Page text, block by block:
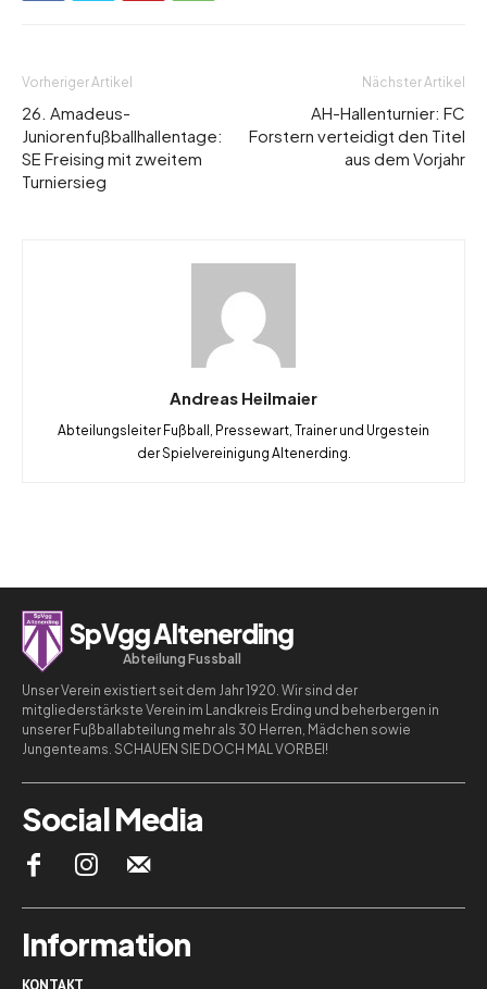
Vorheriger Artikel
26. Amadeus-
Juniorenfußballhallentage:
SE Freising mit zweitem
Turniersieg
Nächster Artikel
AH-Hallenturnier: FC
Forstern verteidigt den Titel
aus dem Vorjahr
Andreas Heilmaier
Abteilungsleiter Fußball, Pressewart, Trainer und Urgestein
der Spielvereinigung Altenerding.
SpVgg Altenerding
Abteilung Fussball
Unser Verein existiert seit dem Jahr 1920. Wir sind der
mitgliederstärkste Verein im Landkreis Erding und beherbergen in
unserer Fußballabteilung mehr als 30 Herren, Mädchen sowie
Jungenteams. SCHAUEN SIE DOCH MAL VORBEI!
Social Media
Information
KONTAKT